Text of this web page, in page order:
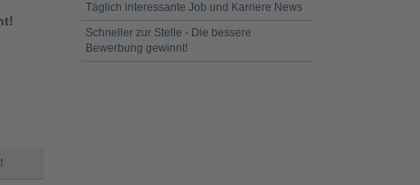
Täglich interessante Job und Karriere News
Schneller zur Stelle - Die bessere
Bewerbung gewinnt!